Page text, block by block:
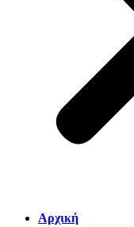
Αρχική